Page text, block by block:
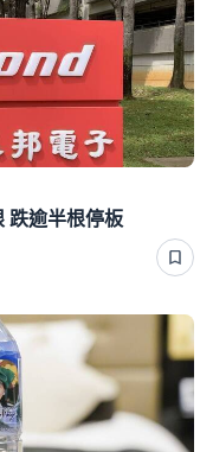
跌逾半根停板